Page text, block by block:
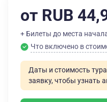
от RUB
+ Билеты до места
Что включено в
Даты и стоимость
заявку, чтобы узнать